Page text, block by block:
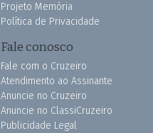
Projeto Memória
Política de Privacidade
Fale conosco
Fale com o Cruzeiro
Atendimento ao Assinante
Anuncie no Cruzeiro
Anuncie no ClassiCruzeiro
Publicidade Legal